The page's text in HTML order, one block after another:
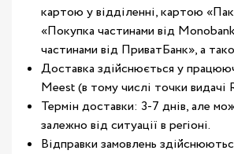
картою у відділенні, картою
«Покупка частинами від
частинами від ПриватБанк», а
Доставка здійснюється у
Meest (в тому числі точки видачі
Термін доставки: 3-7 днів, але
залежно від ситуації в регіоні.
Відправки замовлень